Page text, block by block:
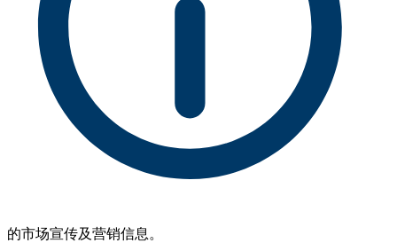
的市场宣传及营销信息。